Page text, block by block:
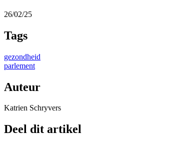
26/02/25
Tags
gezondheid
parlement
Auteur
Katrien Schryvers
Deel dit artikel